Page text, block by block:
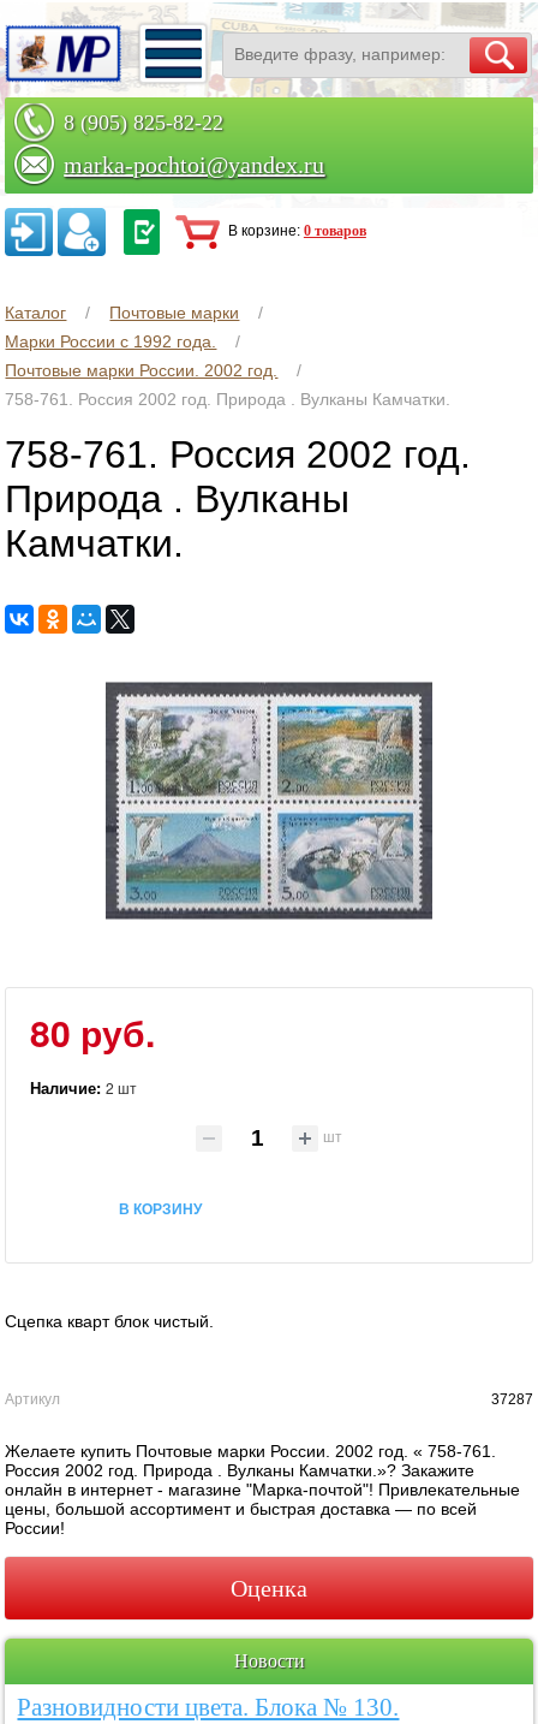
8 (905) 825-82-22
marka-pochtoi@yandex.ru
Заказать по телефону
В корзине: 0 товаров
Каталог
Почтовые марки
Марки России с 1992 года.
Почтовые марки России. 2002 год.
758-761. Россия 2002 год. Природа . Вулканы Камчатки.
758-761. Россия 2002 год.
Природа . Вулканы
Камчатки.
80 руб.
Наличие:2 шт
шт
В КОРЗИНУ
Сцепка кварт блок чистый.
Артикул 37287
Желаете купить Почтовые марки России. 2002 год. « 758-761.
Россия 2002 год. Природа . Вулканы Камчатки.»? Закажите
онлайн в интернет - магазине "Марка-почтой"! Привлекательные
цены, большой ассортимент и быстрая доставка — по всей
России!
Оценка
Новости
Разновидности цвета. Блока № 130.